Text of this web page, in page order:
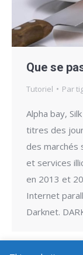
Que se
Tutoriel Par
Alpha bay,
titres des
des marchés
et services
en 2013 et
Internet
Darknet.